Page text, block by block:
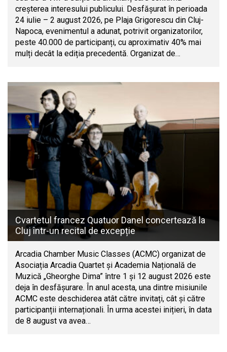
creșterea interesului publicului. Desfășurat în perioada
24 iulie – 2 august 2026, pe Plaja Grigorescu din Cluj-
Napoca, evenimentul a adunat, potrivit organizatorilor,
peste 40.000 de participanți, cu aproximativ 40% mai
mulți decât la ediția precedentă. Organizat de…
Cvartetul francez Quatuor Danel concertează la
Cluj într-un recital de excepție
Arcadia Chamber Music Classes (ACMC) organizat de
Asociația Arcadia Quartet și Academia Națională de
Muzică „Gheorghe Dima” între 1 și 12 august 2026 este
deja în desfășurare. În anul acesta, una dintre misiunile
ACMC este deschiderea atât către invitați, cât și către
participanții internaționali. În urma acestei inițieri, în data
de 8 august va avea…